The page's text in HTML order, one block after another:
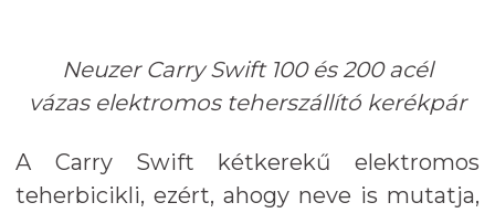
Neuzer Carry Swift 100 és 200 acél
vázas elektromos teherszállító kerékpár
A Carry Swift kétkerekű elektromos
teherbicikli, ezért, ahogy neve is mutatja,